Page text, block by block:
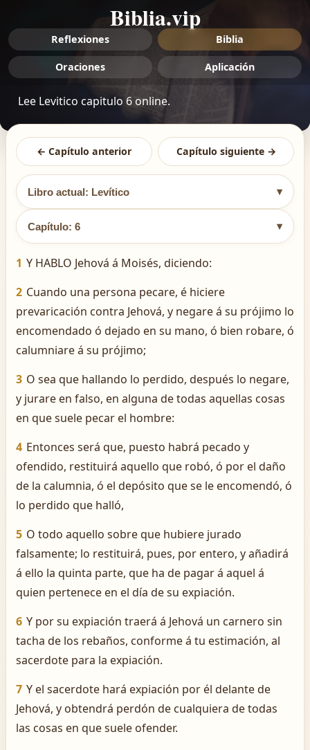
Biblia.vip
Reflexiones Biblia
Oraciones Aplicación
Lee Levitico capitulo 6 online.
← Capítulo anterior Capítulo siguiente →
Libro actual: Levítico ▾
Capítulo: 6 ▾
1 Y HABLO Jehová á Moisés, diciendo:
2 Cuando una persona pecare, é hiciere
prevaricación contra Jehová, y negare á su prójimo lo
encomendado ó dejado en su mano, ó bien robare, ó
calumniare á su prójimo;
3 O sea que hallando lo perdido, después lo negare,
y jurare en falso, en alguna de todas aquellas cosas
en que suele pecar el hombre:
4 Entonces será que, puesto habrá pecado y
ofendido, restituirá aquello que robó, ó por el daño
de la calumnia, ó el depósito que se le encomendó, ó
lo perdido que halló,
5 O todo aquello sobre que hubiere jurado
falsamente; lo restituirá, pues, por entero, y añadirá
á ello la quinta parte, que ha de pagar á aquel á
quien pertenece en el día de su expiación.
6 Y por su expiación traerá á Jehová un carnero sin
tacha de los rebaños, conforme á tu estimación, al
sacerdote para la expiación.
7 Y el sacerdote hará expiación por él delante de
Jehová, y obtendrá perdón de cualquiera de todas
las cosas en que suele ofender.